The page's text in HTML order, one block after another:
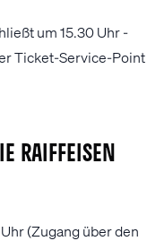
um 15.30 Uhr -
Ticket-Service-Point
RAIFFEISEN
(Zugang über den